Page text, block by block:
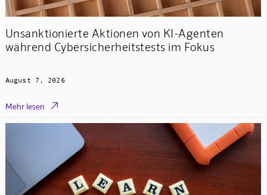
Unsanktionierte Aktionen von KI-Agenten
während Cybersicherheitstests im Fokus
August 7, 2026
Mehr lesen 